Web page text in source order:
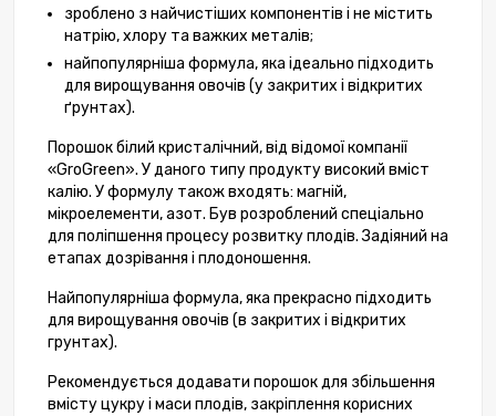
зроблено з найчистіших компонентів і не містить
натрію, хлору та важких металів;
найпопулярніша формула, яка ідеально підходить
для вирощування овочів (у закритих і відкритих
ґрунтах).
Порошок білий кристалічний, від відомої компанії
«GroGreen». У даного типу продукту високий вміст
калію. У формулу також входять: магній,
мікроелементи, азот. Був розроблений спеціально
для поліпшення процесу розвитку плодів. Задіяний на
етапах дозрівання і плодоношення.
Найпопулярніша формула, яка прекрасно підходить
для вирощування овочів (в закритих і відкритих
грунтах).
Рекомендується додавати порошок для збільшення
вмісту цукру і маси плодів, закріплення корисних